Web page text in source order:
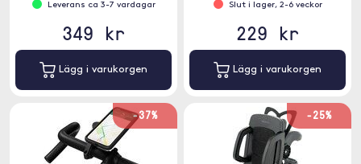
Leverans ca 3-7 vardagar
349 kr
Lägg i varukorgen
Slut i lager, 2-6 veckor
229 kr
Lägg i varukorgen
-37% -25%